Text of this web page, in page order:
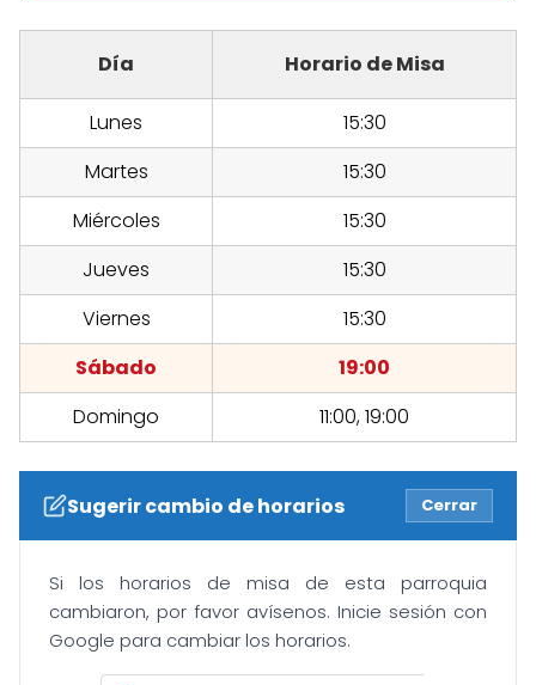
Día Horario de Misa
Lunes
15:30
Martes
15:30
Miércoles
15:30
Jueves
15:30
Viernes
15:30
Sábado
19:00
Domingo
11:00, 19:00
Sugerir cambio de horarios Cerrar
Si los horarios de misa de esta parroquia
cambiaron, por favor avísenos. Inicie sesión con
Google para cambiar los horarios.